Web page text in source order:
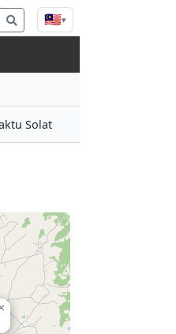
🇲🇾▾
Solat